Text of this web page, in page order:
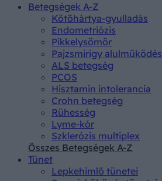
Betegségek A-Z
Kötőhártya-gyulladás
Endometriózis
Pikkelysömör
Pajzsmirigy alulműködés
ALS betegség
PCOS
Hisztamin intolerancia
Crohn betegség
Rühesség
Lyme-kór
Szklerózis multiplex
Összes Betegségek A-Z
Tünet
Lepkehimlő tünetei